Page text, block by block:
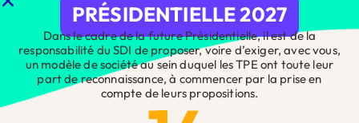
PRÉSIDENTIELLE 2027
Dans le cadre de la future Présidentielle, il est de la
responsabilité du SDI de proposer, voire d’exiger, avec vous,
un modèle de société au sein duquel les TPE ont toute leur
part de reconnaissance, à commencer par la prise en
compte de leurs propositions.